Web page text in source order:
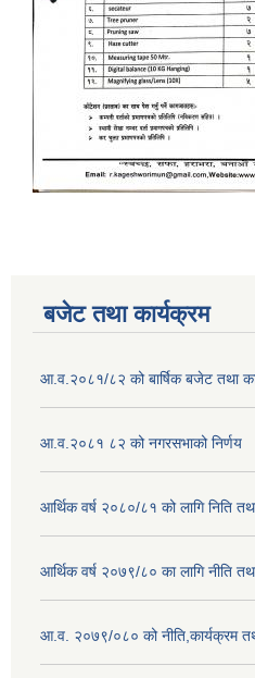
बजेट तथा कार्यक्रम
आ.व.२०८१/८२ को बार्षिक बजेट तथा
आ.व.२०८१ ८२ को नगरसभाको निर्णय
आर्थिक वर्ष २०८०/८१ को लागि निति
आर्थिक वर्ष २०७९/८० का लागि नीति
आ.व. २०७९/०८० को नीति,कार्यक्रम